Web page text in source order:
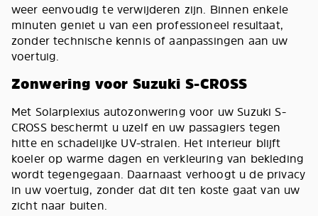
weer eenvoudig te verwijderen zijn. Binnen enkele
minuten geniet u van een professioneel resultaat,
zonder technische kennis of aanpassingen aan uw
voertuig.
Zonwering voor Suzuki S-CROSS
Met Solarplexius autozonwering voor uw Suzuki S-
CROSS beschermt u uzelf en uw passagiers tegen
hitte en schadelijke UV-stralen. Het interieur blijft
koeler op warme dagen en verkleuring van bekleding
wordt tegengegaan. Daarnaast verhoogt u de privacy
in uw voertuig, zonder dat dit ten koste gaat van uw
zicht naar buiten.